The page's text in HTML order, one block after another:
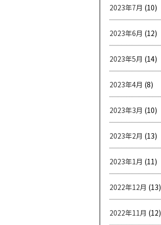
2023年7月 (10)
2023年6月 (12)
2023年5月 (14)
2023年4月 (8)
2023年3月 (10)
2023年2月 (13)
2023年1月 (11)
2022年12月 (13)
2022年11月 (12)